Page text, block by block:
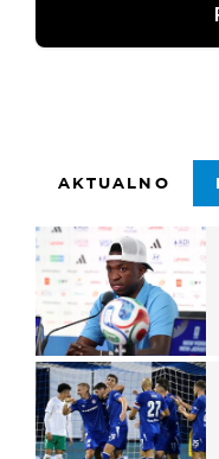
AKTUALNO